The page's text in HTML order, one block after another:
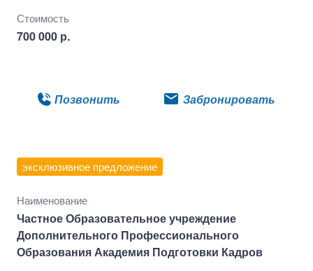
Стоимость
700 000 р.
Позвонить Забронировать
эксклюзивное предложение
Наименование
Частное Образовательное учреждение
Дополнительного Профессионального
Образования Академия Подготовки Кадров